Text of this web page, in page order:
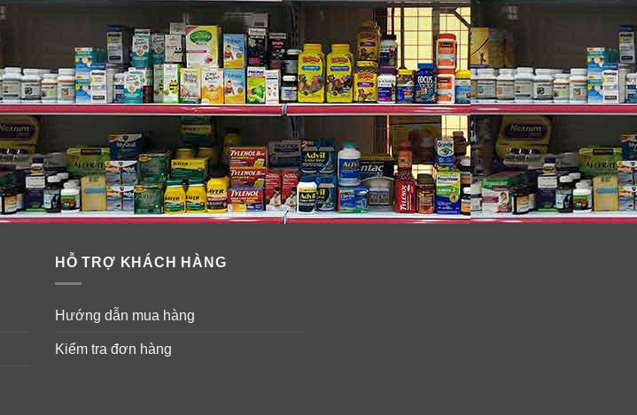
HỖ TRỢ KHÁCH HÀNG
Hướng dẫn mua hàng
Kiểm tra đơn hàng